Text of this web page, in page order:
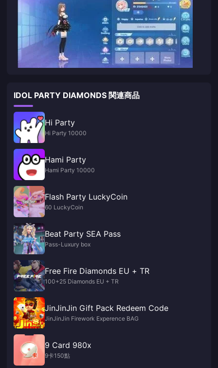
IDOL PARTY DIAMONDS 関連商品
Hi Party
Hi Party 10000
Hami Party
Hami Party 10000
Flash Party LuckyCoin
60 LuckyCoin
Beat Party SEA Pass
Pass-Luxury box
Free Fire Diamonds EU + TR
100+25 Diamonds EU + TR
JinJinJin Gift Pack Redeem Code
JinJinJin Firework Experence BAG
9 Card 980x
9卡150點